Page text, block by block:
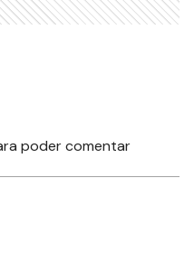
poder comentar